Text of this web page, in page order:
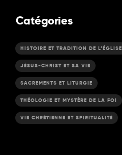
Catégories
HISTOIRE ET TRADITION DE L’ÉGLISE
JÉSUS-CHRIST ET SA VIE
SACREMENTS ET LITURGIE
THÉOLOGIE ET MYSTÈRE DE LA FOI
VIE CHRÉTIENNE ET SPIRITUALITÉ